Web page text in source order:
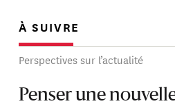
À SUIVRE
Perspectives sur l’actualité
Penser une